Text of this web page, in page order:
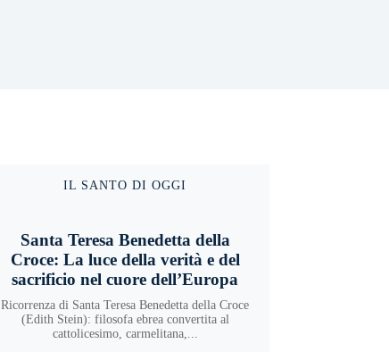
IL SANTO DI OGGI
Santa Teresa Benedetta della
Croce: La luce della verità e del
sacrificio nel cuore dell’Europa
Ricorrenza di Santa Teresa Benedetta della Croce
(Edith Stein): filosofa ebrea convertita al
cattolicesimo, carmelitana,...